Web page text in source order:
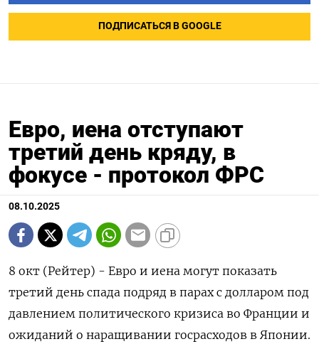
ПОДПИСАТЬСЯ В GOOGLE
Евро, иена отступают
третий день кряду, в
фокусе - протокол ФРС
08.10.2025
8 окт (Рейтер) - Евро и иена могут показать
третий день спада подряд в парах с долларом под
давлением политического кризиса во Франции и
ожиданий о наращивании госрасходов в Японии.